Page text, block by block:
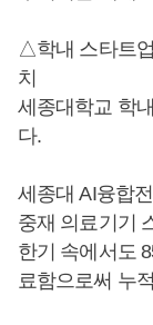
△학내 스타트업
치
세종대학교 학
다.
세종대 AI융합
중재 의료기기
한기 속에서도
료함으로써 누